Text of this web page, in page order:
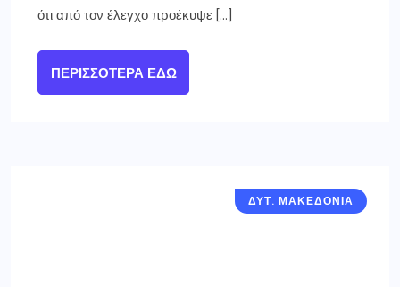
ότι από τον έλεγχο προέκυψε […]
ΠΕΡΙΣΣΌΤΕΡΑ ΕΔΏ
ΔΥΤ. ΜΑΚΕΔΟΝΙΑ